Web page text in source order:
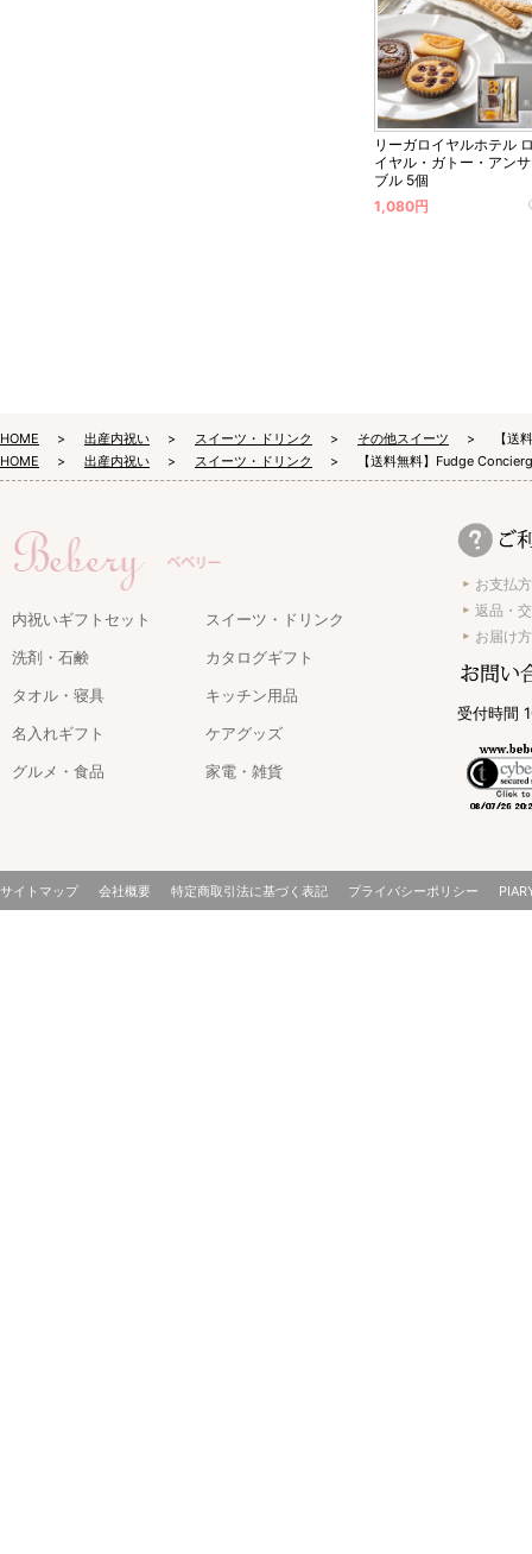
リーガロイヤルホテル
イヤル・ガトー・アン
ブル 5個
1,080円
HOME 出産内祝い スイーツ・ドリンク その他スイーツ
【送
HOME
出産内祝い スイーツ・ドリンク 【送料無料】Fudge
内祝いギフトセット
スイーツ・ドリンク
洗剤・石鹸
カタログギフト
タオル・寝具
キッチン用品
名入れギフト
ケアグッズ
グルメ・食品
家電・雑貨
お支払
返品・
お届け
受付時間
サイトマップ 会社概要 特定商取引法に基づく表記 プライバシーポリシー